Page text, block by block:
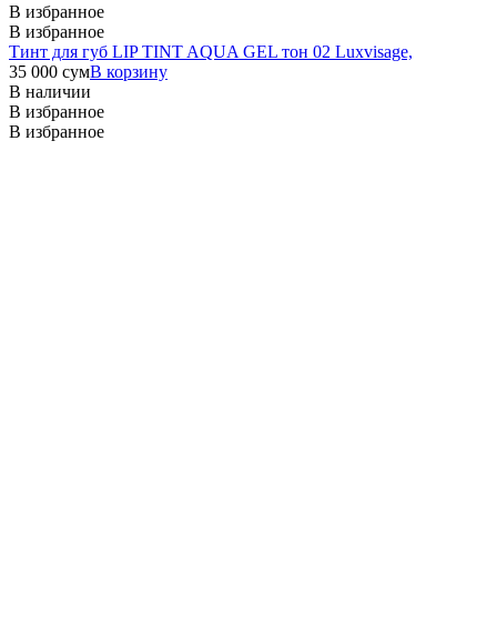
В избранное
В избранное
Тинт для губ LIP TINT AQUA GEL тон 02 Luxvisage,
35 000 сумВ корзину
В наличии
В избранное
В избранное